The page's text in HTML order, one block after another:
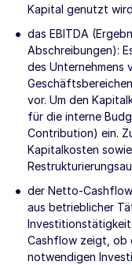
Kapital genutzt
das EBITDA
Abschreibungen):
des Unternehmens
vor. Um den
für die interne
Contribution) ein.
Kapitalkosten
der Netto-
aus betrieblicher
Cashflow zeigt, ob
notwendigen